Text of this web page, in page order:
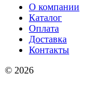
О компании
Каталог
Оплата
Доставка
Контакты
© 2026